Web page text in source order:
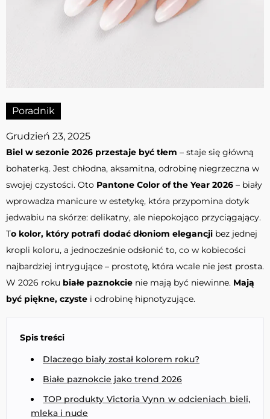
Poradnik
Grudzień 23, 2025
Biel w sezonie 2026 przestaje być tłem – staje się główną
bohaterką. Jest chłodna, aksamitna, odrobinę niegrzeczna w
swojej czystości. Oto Pantone Color of the Year 2026 – biały
wprowadza manicure w estetykę, która przypomina dotyk
jedwabiu na skórze: delikatny, ale niepokojąco przyciągający.
To kolor, który potrafi dodać dłoniom elegancji bez jednej
kropli koloru, a jednocześnie odsłonić to, co w kobiecości
najbardziej intrygujące – prostotę, która wcale nie jest prosta.
W 2026 roku białe paznokcie nie mają być niewinne. Mają
być piękne, czyste i odrobinę hipnotyzujące.
Spis treści
Dlaczego biały został kolorem roku?
Białe paznokcie jako trend 2026
TOP produkty Victoria Vynn w odcieniach bieli,
mleka i nude